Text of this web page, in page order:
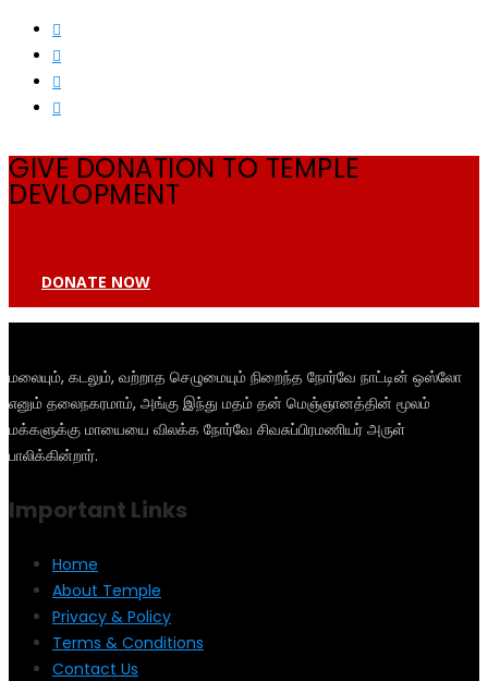
GIVE DONATION TO TEMPLE
DEVLOPMENT
DONATE NOW
மலையும், கடலும், வற்றாத செழுமையும் நிறைந்த நோர்வே நாட்டின் ஒஸ்லோ
எனும் தலைநகரமாம், அங்கு இந்து மதம் தன் மெஞ்ஞானத்தின் மூலம்
மக்களுக்கு மாயையை விலக்க நோர்வே சிவசுப்பிரமணியர் அருள்
பாலிக்கின்றார்.
Important Links
Home
About Temple
Privacy & Policy
Terms & Conditions
Contact Us